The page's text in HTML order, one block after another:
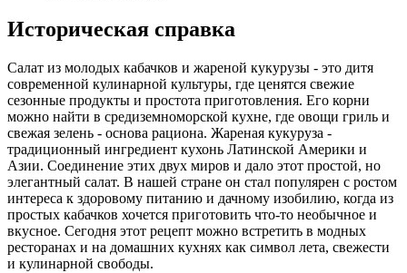
Историческая справка
Салат из молодых кабачков и жареной кукурузы - это дитя
современной кулинарной культуры, где ценятся свежие
сезонные продукты и простота приготовления. Его корни
можно найти в средиземноморской кухне, где овощи гриль и
свежая зелень - основа рациона. Жареная кукуруза -
традиционный ингредиент кухонь Латинской Америки и
Азии. Соединение этих двух миров и дало этот простой, но
элегантный салат. В нашей стране он стал популярен с ростом
интереса к здоровому питанию и дачному изобилию, когда из
простых кабачков хочется приготовить что-то необычное и
вкусное. Сегодня этот рецепт можно встретить в модных
ресторанах и на домашних кухнях как символ лета, свежести
и кулинарной свободы.